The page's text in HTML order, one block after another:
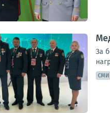
За
СМИ